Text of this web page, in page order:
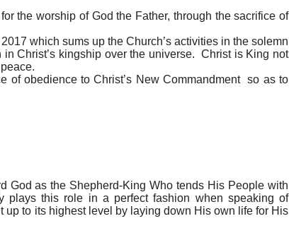
the worship of God the Father, through the sacrifice of
7 which sums up the Church’s activities in the solemn
in Christ’s kingship over the universe. Christ is King not
of obedience to Christ’s New Commandment so as to
God as the Shepherd-King Who tends His People with
this role in a perfect fashion when speaking of
up to its highest level by laying down His own life for His